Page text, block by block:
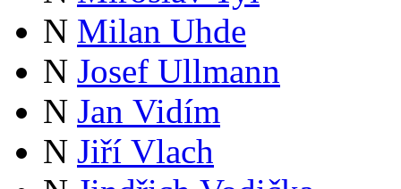
N Milan Uhde
N Josef Ullmann
N Jan Vidím
N Jiří Vlach